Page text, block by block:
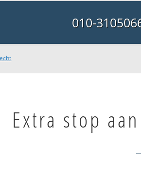
010-
Extra stop